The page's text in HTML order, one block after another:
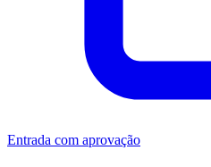
Entrada com aprovação